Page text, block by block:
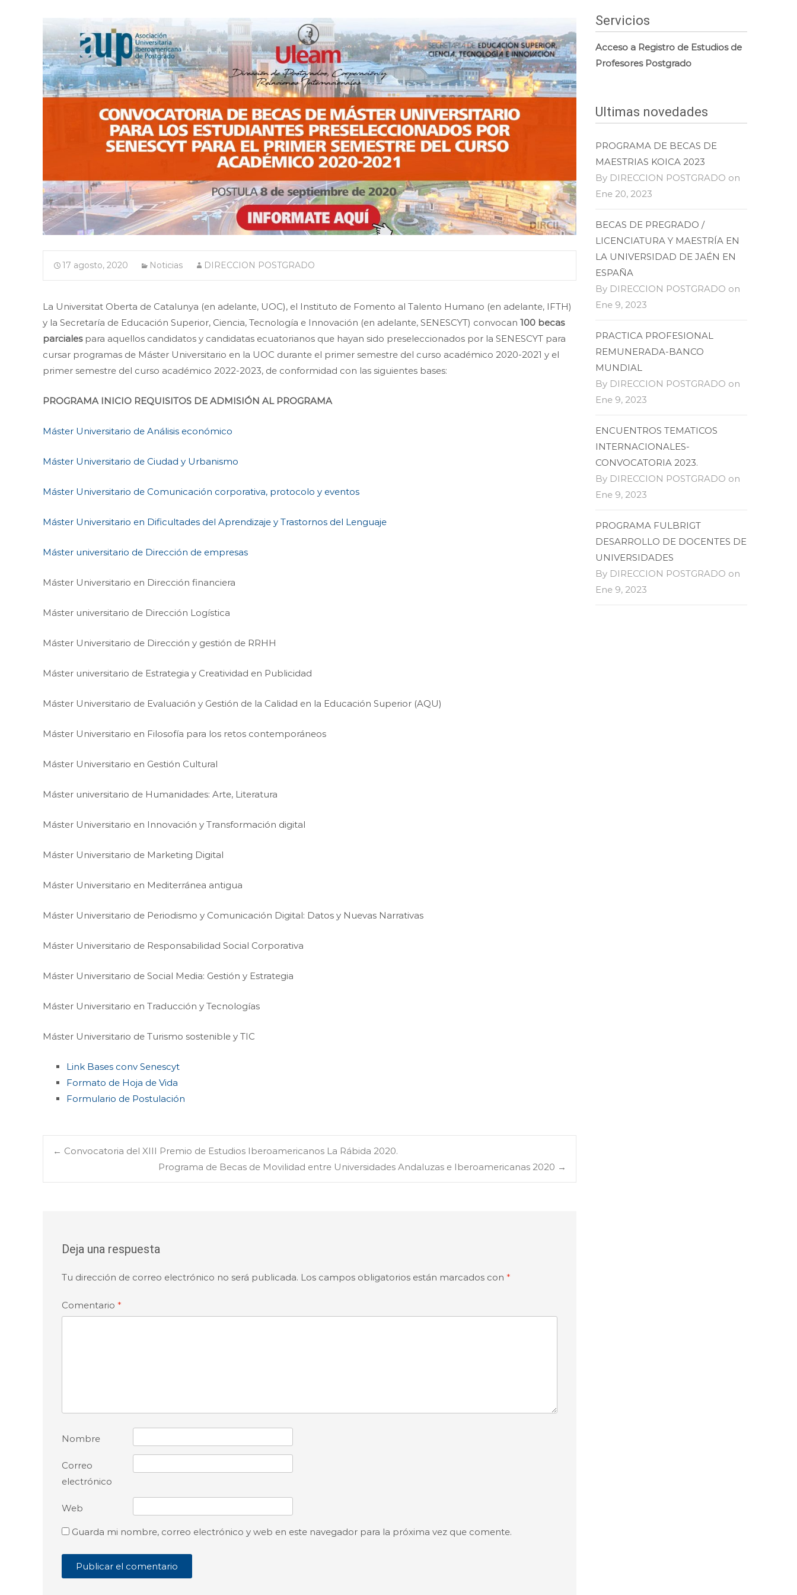
17 agosto, 2020 Noticias DIRECCION POSTGRADO
La Universitat Oberta de Catalunya (en adelante, UOC), el Instituto de Fomento al Talento Humano (en adelante, IFTH)
y la Secretaría de Educación Superior, Ciencia, Tecnología e Innovación (en adelante, SENESCYT) convocan 100 becas
parciales para aquellos candidatos y candidatas ecuatorianos que hayan sido preseleccionados por la SENESCYT para
cursar programas de Máster Universitario en la UOC durante el primer semestre del curso académico 2020-2021 y el
primer semestre del curso académico 2022-2023, de conformidad con las siguientes bases:
PROGRAMA INICIO REQUISITOS DE ADMISIÓN AL PROGRAMA
Máster Universitario de Análisis económico
Máster Universitario de Ciudad y Urbanismo
Máster Universitario de Comunicación corporativa, protocolo y eventos
Máster Universitario en Dificultades del Aprendizaje y Trastornos del Lenguaje
Máster universitario de Dirección de empresas
Máster Universitario en Dirección financiera
Máster universitario de Dirección Logística
Máster Universitario de Dirección y gestión de RRHH
Máster universitario de Estrategia y Creatividad en Publicidad
Máster Universitario de Evaluación y Gestión de la Calidad en la Educación Superior (AQU)
Máster Universitario en Filosofía para los retos contemporáneos
Máster Universitario en Gestión Cultural
Máster universitario de Humanidades: Arte, Literatura
Máster Universitario en Innovación y Transformación digital
Máster Universitario de Marketing Digital
Máster Universitario en Mediterránea antigua
Máster Universitario de Periodismo y Comunicación Digital: Datos y Nuevas Narrativas
Máster Universitario de Responsabilidad Social Corporativa
Máster Universitario de Social Media: Gestión y Estrategia
Máster Universitario en Traducción y Tecnologías
Máster Universitario de Turismo sostenible y TIC
Link Bases conv Senescyt
Formato de Hoja de Vida
Formulario de Postulación
Navegación
← Convocatoria del XIII Premio de Estudios Iberoamericanos La Rábida 2020.
Programa de Becas de Movilidad entre Universidades Andaluzas e Iberoamericanas 2020 →
Deja una respuesta
Tu dirección de correo electrónico no será publicada. Los campos obligatorios están marcados con *
Comentario *
Nombre
Correo
electrónico
Web
Guarda mi nombre, correo electrónico y web en este navegador para la próxima vez que comente.
Servicios
Acceso a Registro de Estudios de
Profesores Postgrado
Ultimas novedades
PROGRAMA DE BECAS DE
MAESTRIAS KOICA 2023
By DIRECCION POSTGRADO on
Ene 20, 2023
BECAS DE PREGRADO /
LICENCIATURA Y MAESTRÍA EN
LA UNIVERSIDAD DE JAÉN EN
ESPAÑA
By DIRECCION POSTGRADO on
Ene 9, 2023
PRACTICA PROFESIONAL
REMUNERADA-BANCO
MUNDIAL
By DIRECCION POSTGRADO on
Ene 9, 2023
ENCUENTROS TEMATICOS
INTERNACIONALES-
CONVOCATORIA 2023.
By DIRECCION POSTGRADO on
Ene 9, 2023
PROGRAMA FULBRIGT
DESARROLLO DE DOCENTES DE
UNIVERSIDADES
By DIRECCION POSTGRADO on
Ene 9, 2023